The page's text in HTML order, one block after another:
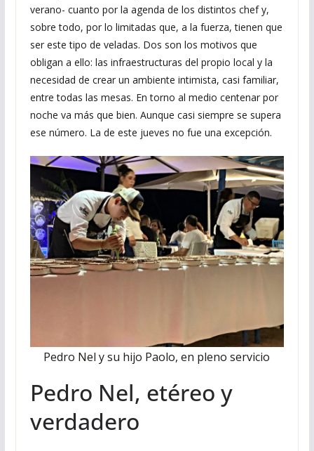
verano- cuanto por la agenda de los distintos chef y,
sobre todo, por lo limitadas que, a la fuerza, tienen que
ser este tipo de veladas. Dos son los motivos que
obligan a ello: las infraestructuras del propio local y la
necesidad de crear un ambiente intimista, casi familiar,
entre todas las mesas. En torno al medio centenar por
noche va más que bien. Aunque casi siempre se supera
ese número. La de este jueves no fue una excepción.
Pedro Nel y su hijo Paolo, en pleno servicio
Pedro Nel, etéreo y
verdadero